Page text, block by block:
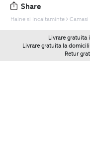
Share
Haine si Incaltaminte
Livrare gratuita
Livrare gratuita la
Retur